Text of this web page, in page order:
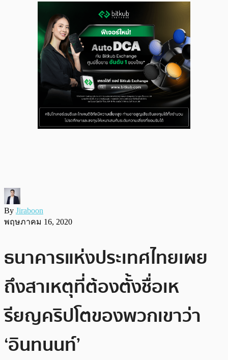
By Jiraboon
พฤษภาคม 16, 2020
ธนาคารแห่งประเทศไทยเผย
ถึงสาเหตุที่ต้องตั้งชื่อเห
รียญคริปโตของพวกเขาว่า
‘อินทนนท์’